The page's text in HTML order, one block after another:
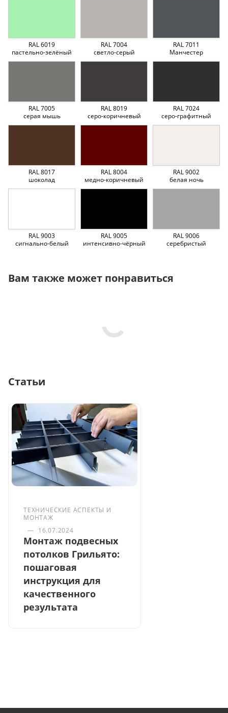
RAL 6019
пастельно-зелёный
RAL 7004
светло-серый
RAL 7011
Манчестер
RAL 7005
серая мышь
RAL 8019
серо-коричневый
RAL 7024
серо-графитный
RAL 8017
шоколад
RAL 8004
медно-коричневый
RAL 9002
белая ночь
RAL 9003
сигнально-белый
RAL 9005
интенсивно-чёрный
RAL 9006
серебристый
Вам также может понравиться
Статьи
ТЕХНИЧЕСКИЕ АСПЕКТЫ И
МОНТАЖ
— 16.07.2024
Монтаж подвесных
потолков Грильято:
пошаговая
инструкция для
качественного
результата